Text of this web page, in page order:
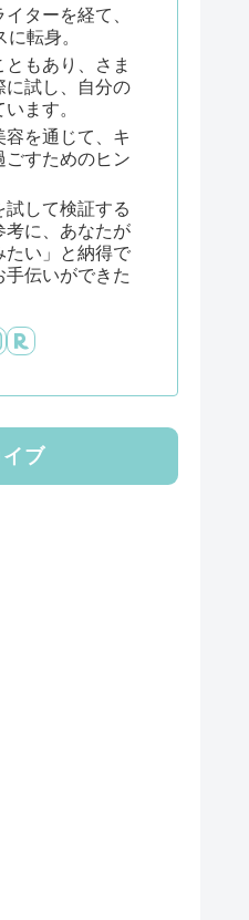
ターを経て、
転身。
もあり、さま
に試し、自分の
ます。
容を通じて、キ
ごすためのヒン
して検証する
考に、あなたが
たい」と納得で
手伝いができた
ブ